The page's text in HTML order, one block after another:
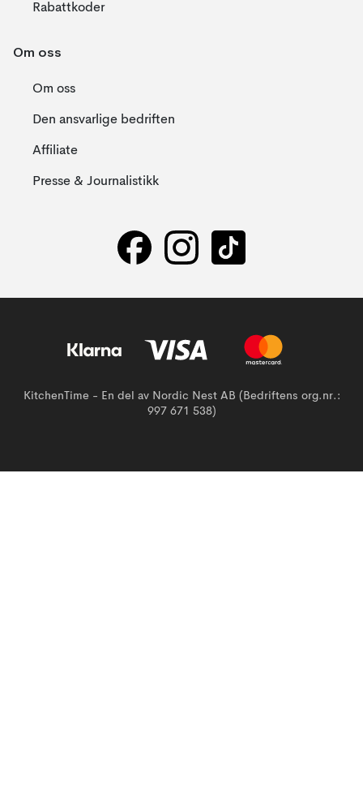
Rabattkoder
Om oss
Om oss
Den ansvarlige bedriften
Affiliate
Presse & Journalistikk
KitchenTime - En del av Nordic Nest AB (Bedriftens org.nr.:
997 671 538)